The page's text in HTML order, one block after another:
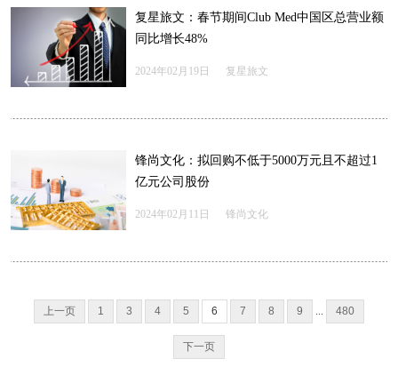
复星旅文：春节期间Club Med中国区总营业额
同比增长48%
2024年02月19日 复星旅文
锋尚文化：拟回购不低于5000万元且不超过1
亿元公司股份
2024年02月11日 锋尚文化
上一页 1 3 4 5 6 7 8 9 ... 480
下一页